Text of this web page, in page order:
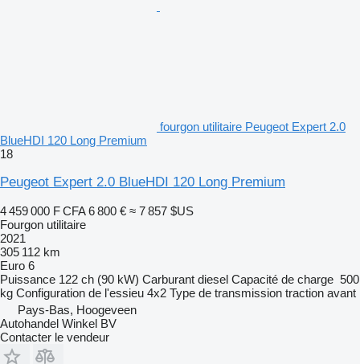
fourgon utilitaire Peugeot Expert 2.0
BlueHDI 120 Long Premium
18
Peugeot Expert 2.0 BlueHDI 120 Long Premium
4 459 000 F CFA 6 800 € ≈ 7 857 $US
Fourgon utilitaire
2021
305 112 km
Euro 6
Puissance 122 ch (90 kW) Carburant diesel Capacité de charge 500
kg Configuration de l'essieu 4x2 Type de transmission traction avant
Pays-Bas, Hoogeveen
Autohandel Winkel BV
Contacter le vendeur